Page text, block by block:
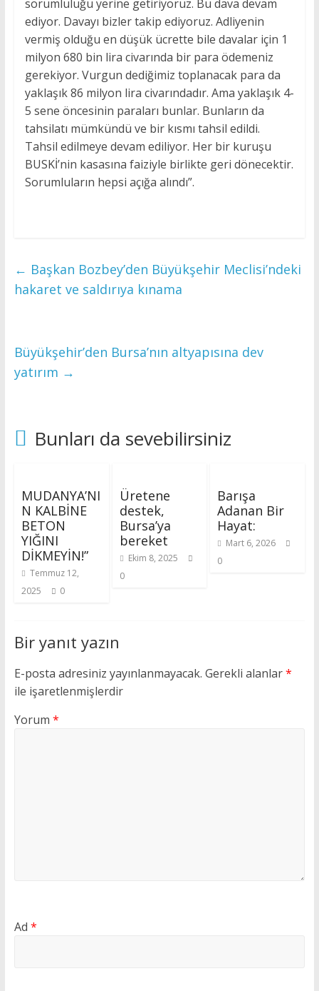
sorumluluğu yerine getiriyoruz. Bu dava devam
ediyor. Davayı bizler takip ediyoruz. Adliyenin
vermiş olduğu en düşük ücrette bile davalar için 1
milyon 680 bin lira civarında bir para ödemeniz
gerekiyor. Vurgun dediğimiz toplanacak para da
yaklaşık 86 milyon lira civarındadır. Ama yaklaşık 4-
5 sene öncesinin paraları bunlar. Bunların da
tahsilatı mümkündü ve bir kısmı tahsil edildi.
Tahsil edilmeye devam ediliyor. Her bir kuruşu
BUSKİ’nin kasasına faiziyle birlikte geri dönecektir.
Sorumluların hepsi açığa alındı”.
← Başkan Bozbey’den Büyükşehir Meclisi’ndeki
hakaret ve saldırıya kınama
Büyükşehir’den Bursa’nın altyapısına dev
yatırım →
Bunları da sevebilirsiniz
MUDANYA’NI
N KALBİNE
BETON
YIĞINI
DİKMEYİN!”
Temmuz 12,
2025
0
Üretene
destek,
Bursa’ya
bereket
Ekim 8, 2025
0
Barışa
Adanan Bir
Hayat:
Mart 6, 2026
0
Bir yanıt yazın
E-posta adresiniz yayınlanmayacak. Gerekli alanlar*
ile işaretlenmişlerdir
Yorum *
Ad *